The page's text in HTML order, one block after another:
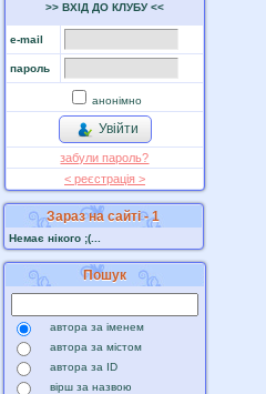
>> ВХІД ДО КЛУБУ <<
e-mail
пароль
анонімно
Увійти
забули пароль?
< реєстрaція >
Зараз на сайті - 1
Немає нікого ;(...
Пошук
автора за іменем
автора за містом
автора за ID
вірш за назвою